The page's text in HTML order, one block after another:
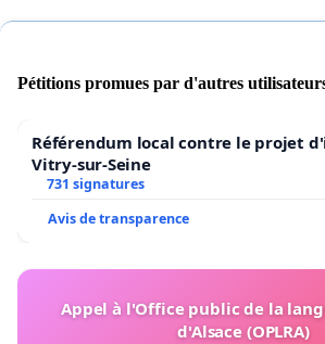
Pétitions promues par d'autres
Référendum local contre le projet
Vitry-sur-Seine
731 signatures
Avis de transparence
Appel à l'Office public de la
d'Alsace (OPLRA)